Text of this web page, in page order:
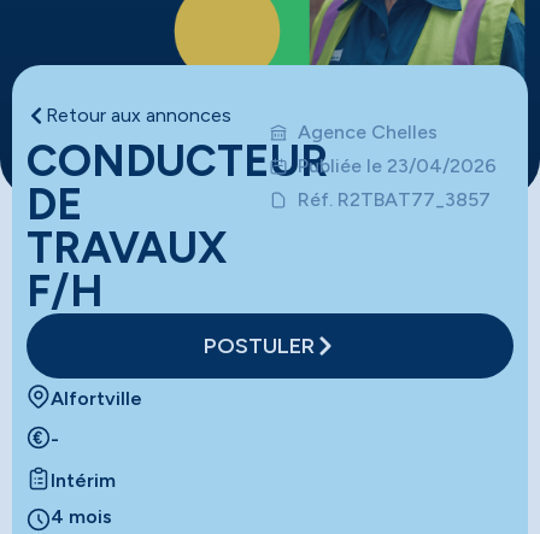
Retour aux annonces
CONDUCTEUR
DE
TRAVAUX
F/H
Agence Chelles
Publiée le 23/04/2026
Réf. R2TBAT77_3857
POSTULER
Alfortville
-
Intérim
4 mois